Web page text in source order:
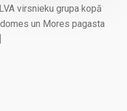
virsnieku grupa kopā
un Mores pagasta